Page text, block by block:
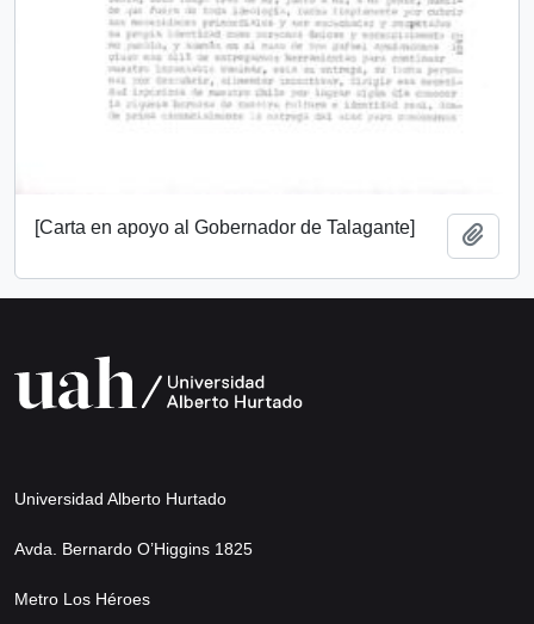
[Carta en apoyo al Gobernador de Talagante]
Universidad Alberto Hurtado
Avda. Bernardo O’Higgins 1825
Metro Los Héroes